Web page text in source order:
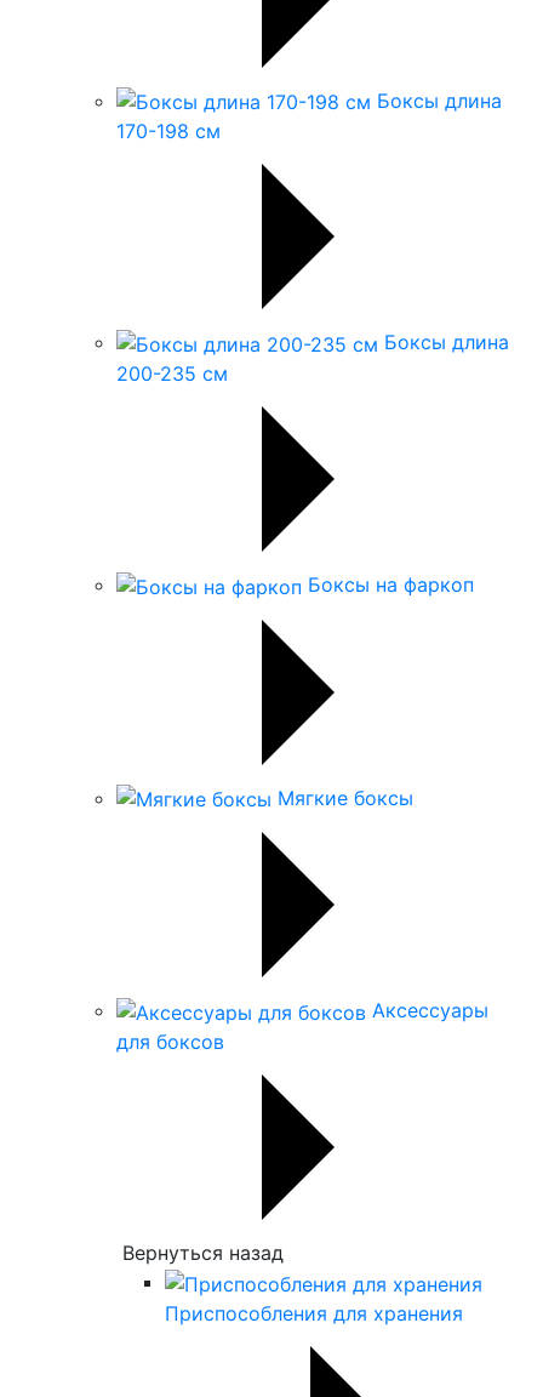
Боксы длина
170-198 см
Боксы длина
200-235 см
Боксы на фаркоп
Мягкие боксы
Аксессуары
для боксов
Вернуться назад
Приспособления для хранения